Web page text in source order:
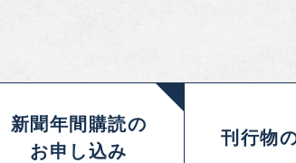
新聞年間購読の
お申し込み
刊行物